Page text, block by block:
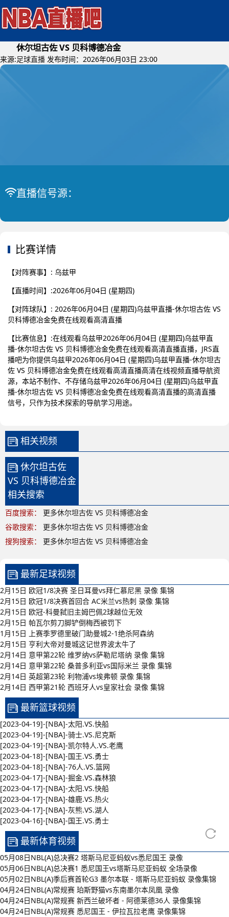
休尔坦古佐 VS 贝科博德冶金
来源:足球直播 发布时间：2026年06月03日 23:00
直播信号源：
比赛详情
【对阵赛事】: 乌兹甲
【直播时间】:2026年06月04日 (星期四)
【对阵球队】: 2026年06月04日 (星期四)乌兹甲直播-休尔坦古佐 VS
贝科博德冶金免费在线观看高清直播
【比赛信息】:在线观看乌兹甲2026年06月04日 (星期四)乌兹甲直
播-休尔坦古佐 VS 贝科博德冶金免费在线观看高清直播直播，JRS直
播吧为你提供乌兹甲2026年06月04日 (星期四)乌兹甲直播-休尔坦古
佐 VS 贝科博德冶金免费在线观看高清直播高清在线视频直播导航资
源，本站不制作、不存储乌兹甲2026年06月04日 (星期四)乌兹甲直
播-休尔坦古佐 VS 贝科博德冶金免费在线观看高清直播的高清直播
信号，只作为技术探索的导航学习用途。
相关视频
休尔坦古佐
VS 贝科博德冶金
相关搜索
百度搜索：
更多休尔坦古佐 VS 贝科博德冶金
谷歌搜索：
更多休尔坦古佐 VS 贝科博德冶金
搜狗搜索：
更多休尔坦古佐 VS 贝科博德冶金
最新足球视频
2月15日 欧冠1/8决赛 圣日耳曼vs拜仁慕尼黑 录像 集锦
2月15日 欧冠1/8决赛首回合 AC米兰vs热刺 录像 集锦
2月15日 欧冠-科曼弑旧主姆巴佩2球越位无效
2月15日 帕瓦尔剪刀脚铲倒梅西被罚下
1月15日 上赛季罗德里破门助曼城2-1绝杀阿森纳
2月15日 亨利大帝对曼城这记世界波太牛了
2月14日 意甲第22轮 维罗纳vs萨勒尼塔纳 录像 集锦
2月14日 意甲第22轮 桑普多利亚vs国际米兰 录像 集锦
2月14日 英超第23轮 利物浦vs埃弗顿 录像 集锦
2月14日 西甲第21轮 西班牙人vs皇家社会 录像 集锦
最新篮球视频
[2023-04-19]-[NBA]-太阳.VS.快船
[2023-04-19]-[NBA]-骑士.VS.尼克斯
[2023-04-19]-[NBA]-凯尔特人.VS.老鹰
[2023-04-18]-[NBA]-国王.VS.勇士
[2023-04-18]-[NBA]-76人.VS.篮网
[2023-04-17]-[NBA]-掘金.VS.森林狼
[2023-04-17]-[NBA]-太阳.VS.快船
[2023-04-17]-[NBA]-雄鹿.VS.热火
[2023-04-17]-[NBA]-灰熊.VS.湖人
[2023-04-16]-[NBA]-国王.VS.勇士
最新体育视频
05月08日NBL(A)总决赛2 塔斯马尼亚蚂蚁vs悉尼国王 录像
05月06日NBL(A)总决赛1 悉尼国王vs塔斯马尼亚蚂蚁 全场录像
05月02日NBL(A)季后赛首轮G3 墨尔本联 - 塔斯马尼亚蚂蚁 录像集锦
04月24日NBL(A)常规赛 珀斯野猫vs东南墨尔本凤凰 录像
04月24日NBL(A)常规赛 新西兰破坏者 - 阿德莱德36人 录像集锦
04月24日NBL(A)常规赛 悉尼国王 - 伊拉瓦拉老鹰 录像集锦